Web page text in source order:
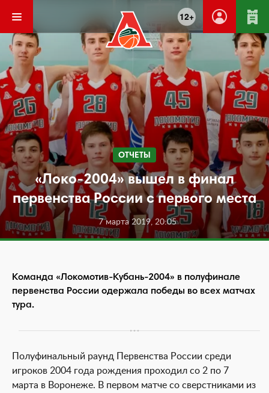
12+
ОТЧЕТЫ
«Локо-2004» вышел в финал
первенства России с первого места
7 марта 2019, 20:05
Команда «Локомотив-Кубань-2004» в полуфинале
первенства России одержала победы во всех матчах
тура.
Полуфинальный раунд Первенства России среди
игроков 2004 года рождения проходил со 2 по 7
марта в Воронеже. В первом матче со сверстниками из